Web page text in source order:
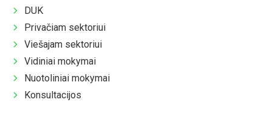
DUK
Privačiam sektoriui
Viešajam sektoriui
Vidiniai mokymai
Nuotoliniai mokymai
Konsultacijos